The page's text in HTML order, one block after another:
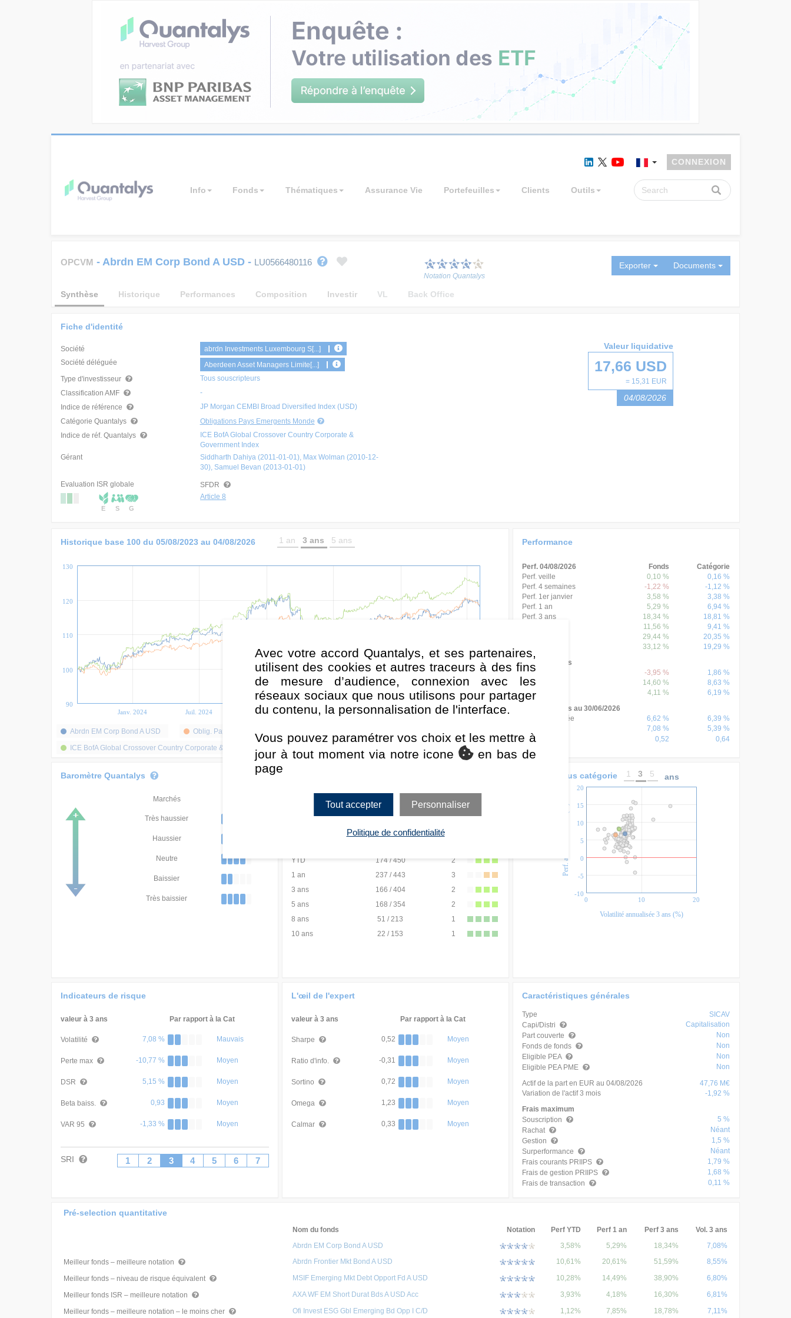
Info Fonds Thématiques Assurance Vie Portefeuilles Clients Outils
CONNEXION
OPCVM - Abrdn EM Corp Bond A USD - LU0566480116
Notation Quantalys
Exporter Documents
Synthèse Historique Performances Composition Investir VL Back Office
Fiche d'identité
Société
abrdn Investments Luxembourg S[...]
Société déléguée
Aberdeen Asset Managers Limite[...]
Type d'investisseur
Tous souscripteurs
Classification AMF
-
Indice de référence
JP Morgan CEMBI Broad Diversified Index (USD)
Catégorie Quantalys
Obligations Pays Emergents Monde
Indice de réf. Quantalys
ICE BofA Global Crossover Country Corporate &
Government Index
Gérant
Siddharth Dahiya (2011-01-01), Max Wolman (2010-12-
30), Samuel Bevan (2013-01-01)
Evaluation ISR globale
E S G
SFDR
Article 8
Valeur liquidative
17,66 USD
= 15,31 EUR
04/08/2026
Historique base 100 du 05/08/2023 au 04/08/2026 1 an 3 ans 5 ans
Janv. 2024 Juil. 2024 Janv. 2025 Juil. 2025 Janv. 2026 Juil. 2026
90
100
110
120
130
Abrdn EM Corp Bond A USD
Oblig. Pays Emerg. Monde
ICE BofA Global Crossover Country Corporate & Government Index
Performance
Perf. 04/08/2026 Fonds
Catégorie
Perf. veille
0,10 %
0,16 %
Perf. 4 semaines
-1,22 %
-1,12 %
Perf. 1er janvier
3,58 %
3,38 %
Perf. 1 an
5,29 %
6,94 %
Perf. 3 ans
18,34 %
18,81 %
11,56 %
9,41 %
29,44 %
20,35 %
33,12 %
19,29 %
Perf. annuelles
Perf. 2025
-3,95 %
1,86 %
Perf. 2024
14,60 %
8,63 %
Perf. 2023
4,11 %
6,19 %
Données 3 ans au 30/06/2026
Perf. annualisée
6,62 %
6,39 %
7,08 %
5,39 %
Sharpe
0,52 0,64
Baromètre Quantalys
Marchés
Très haussier
Haussier
Neutre
Baissier
Très baissier
108 / 452
1
279 / 452
YTD
174 / 450
2
1 an
237 / 443
3
3 ans
166 / 404
2
5 ans
168 / 354
2
8 ans
51 / 213
1
10 ans
22 / 153 1
Fonds versus catégorie 1 3 5 ans
-10
-5
0
5
10
15
20
Perf. annualisée 3 ans (%)
0 10 20
Volatilité annualisée 3 ans (%)
Indicateurs de risque
valeur à 3 ans Par rapport à la Cat
Volatilité 7,08 % Mauvais
Perte max -10,77 % Moyen
DSR 5,15 % Moyen
Beta baiss. 0,93 Moyen
VAR 95 -1,33 % Moyen
SRI 1 2 3 4 5 6 7
L'œil de l'expert
valeur à 3 ans Par rapport à la Cat
Sharpe 0,52 Moyen
Ratio d'info. -0,31 Moyen
Sortino 0,72 Moyen
Omega 1,23 Moyen
Calmar 0,33 Moyen
Caractéristiques générales
Type
SICAV
Capi/Distri
Capitalisation
Part couverte
Non
Fonds de fonds
Non
Eligible PEA
Non
Eligible PEA PME
Non
Actif de la part en EUR au 04/08/2026
47,76 M€
Variation de l'actif 3 mois
-1,92 %
Frais maximum
Souscription
5 %
Rachat
Néant
Gestion
1,5 %
Surperformance
Néant
Frais courants PRIIPS
1,79 %
Frais de gestion PRIIPS
1,68 %
Frais de transaction
0,11 %
Pré-selection quantitative
Nom du fonds Notation Perf YTD Perf 1 an Perf 3 ans
Vol. 3 ans
Abrdn EM Corp Bond A USD
3,58% 5,29% 18,34%
7,08%
Meilleur fonds – meilleure notation
Abrdn Frontier Mkt Bond A USD 10,61% 20,61% 51,59% 8,55%
Meilleur fonds – niveau de risque équivalent MSIF Emerging Mkt Debt Opport Fd A USD 10,28% 14,49% 38,90% 6,80%
Meilleur fonds ISR – meilleure notation AXA WF EM Short Durat Bds A USD Acc 3,93% 4,18% 16,30% 6,81%
Meilleur fonds – meilleure notation – le moins cher Ofi Invest ESG Gbl Emerging Bd Opp I C/D 1,12% 7,85% 18,78% 7,11%
Avec votre accord Quantalys, et ses partenaires,
utilisent des cookies et autres traceurs à des fins
de mesure d’audience, connexion avec les
réseaux sociaux que nous utilisons pour partager
du contenu, la personnalisation de l'interface.
Vous pouvez paramétrer vos choix et les mettre à
jour à tout moment via notre icone
en bas de
page
Tout accepter Personnaliser
Politique de confidentialité